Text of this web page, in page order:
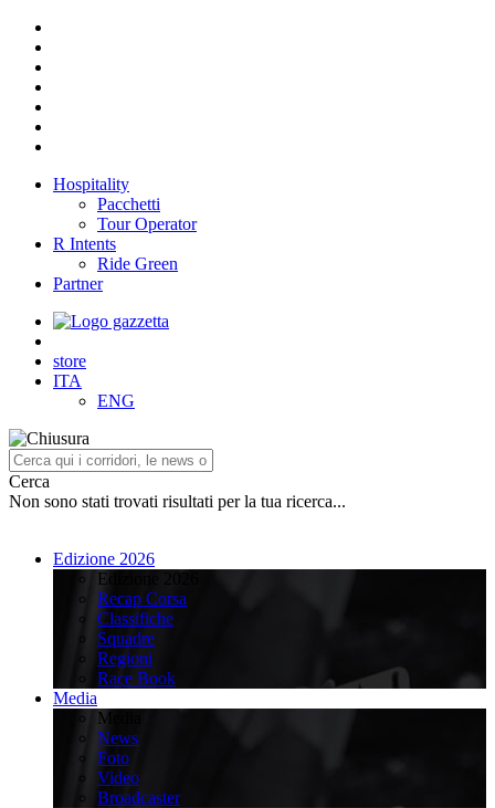
Hospitality
Pacchetti
Tour Operator
R Intents
Ride Green
Partner
store
ITA
ENG
Cerca
Non sono stati trovati risultati per la tua ricerca...
Edizione 2026
Edizione 2026
Recap Corsa
Classifiche
Squadre
Regioni
Race Book
Media
Media
News
Foto
Video
Broadcaster